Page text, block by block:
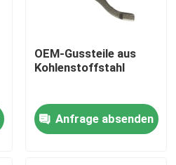
OEM-Gussteile aus
Kohlenstoffstahl
Anfrage absenden